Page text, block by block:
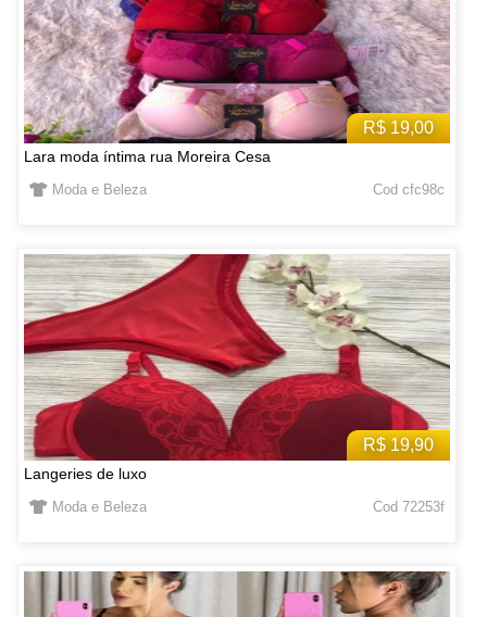
R$ 19,00
Lara moda íntima rua Moreira Cesa
Moda e Beleza Cod cfc98c
R$ 19,90
Langeries de luxo
Moda e Beleza Cod 72253f